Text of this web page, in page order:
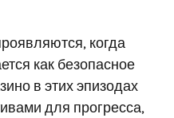
когда
как безопасное
в этих эпизодах
для прогресса,